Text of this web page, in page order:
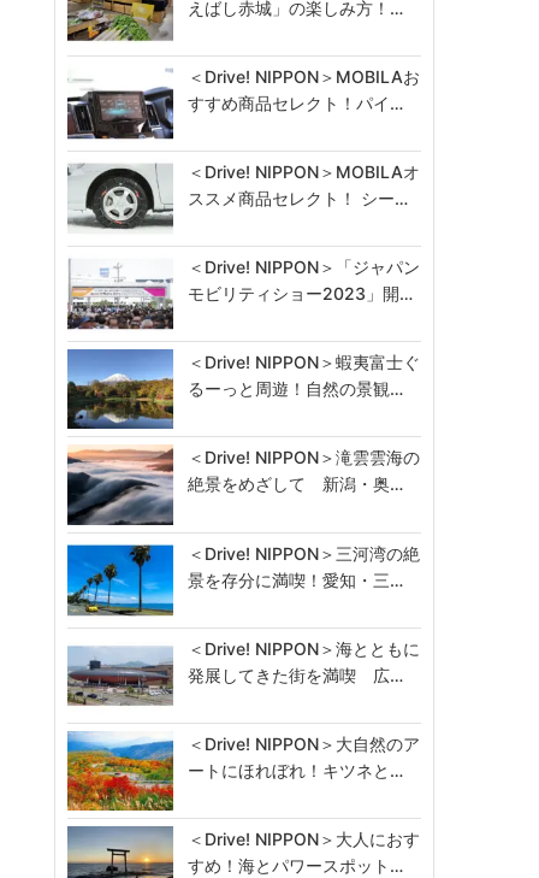
えばし赤城」の楽しみ方！…
＜Drive! NIPPON＞MOBILAお
すすめ商品セレクト！パイ…
＜Drive! NIPPON＞MOBILAオ
ススメ商品セレクト！ シー…
＜Drive! NIPPON＞「ジャパン
モビリティショー2023」開…
＜Drive! NIPPON＞蝦夷富士ぐ
るーっと周遊！自然の景観…
＜Drive! NIPPON＞滝雲雲海の
絶景をめざして 新潟・奥…
＜Drive! NIPPON＞三河湾の絶
景を存分に満喫！愛知・三…
＜Drive! NIPPON＞海とともに
発展してきた街を満喫 広…
＜Drive! NIPPON＞大自然のア
ートにほれぼれ！キツネと…
＜Drive! NIPPON＞大人におす
すめ！海とパワースポット…